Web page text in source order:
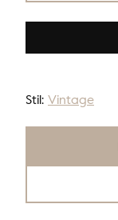
Stil: Vintage